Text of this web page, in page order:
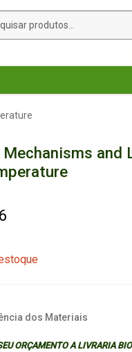
Mechanisms
dos Materiais
ORÇAMENTO A LIVRARIA